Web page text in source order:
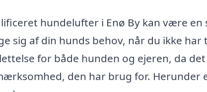
hundelufter i Enø By kan være
sig af din hunds behov, når du ikke
for både hunden og ejeren, da
den har brug for. Herunder